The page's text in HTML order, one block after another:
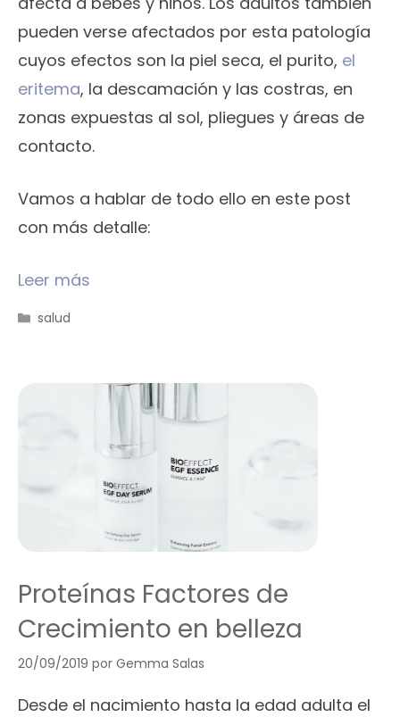
pueden verse afectados por esta patología
cuyos efectos son la piel seca, el purito, el
eritema, la descamación y las costras, en
zonas expuestas al sol, pliegues y áreas de
contacto.
Vamos a hablar de todo ello en este post
con más detalle:
Leer más
Categorías
salud
Proteínas Factores de
Crecimiento en belleza
20/09/2019 por Gemma Salas
Desde el nacimiento hasta la edad adulta el